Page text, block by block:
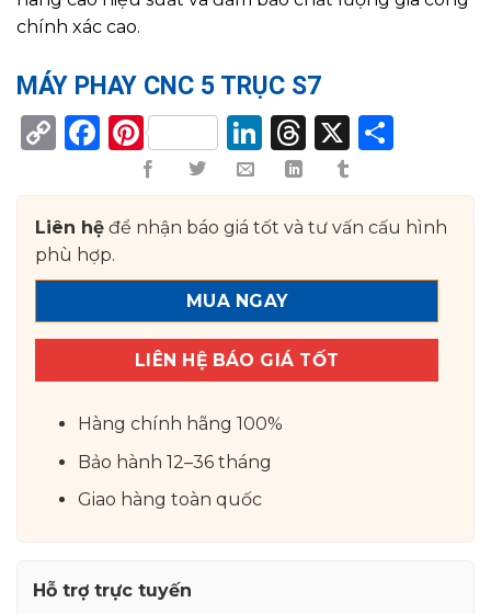
chính xác cao.
MÁY PHAY CNC 5 TRỤC S7
CopyFacebook
PinterestLinkedIn
Threads
X
Liên hệ để nhận báo giá tốt và tư vấn cấu hình
phù hợp.
MUA NGAY
LIÊN HỆ BÁO GIÁ TỐT
Hàng chính hãng 100%
Bảo hành 12–36 tháng
Giao hàng toàn quốc
Hỗ trợ trực tuyến